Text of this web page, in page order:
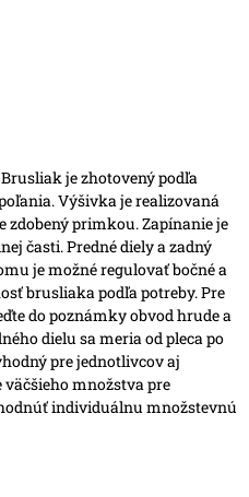
Brusliak je zhotovený podľa
Výšivka je realizovaná
zdobený primkou.Zapínanie je
časti. Predné diely a zadný
je možné regulovať bočné a
brusliaka podľa potreby.Pre
do poznámky obvod hrude a
dielu sa meria od pleca po
pre jednotlivcov aj
množstva pre
individuálnu množstevnú